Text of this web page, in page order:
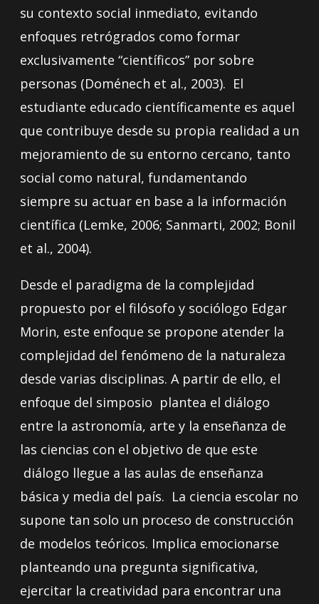
su contexto social inmediato, evitando
enfoques retrógrados como formar
exclusivamente “científicos” por sobre
personas (Doménech et al., 2003). El
estudiante educado científicamente es aquel
que contribuye desde su propia realidad a un
mejoramiento de su entorno cercano, tanto
social como natural, fundamentando
siempre su actuar en base a la información
científica (Lemke, 2006; Sanmarti, 2002; Bonil
et al., 2004).
Desde el paradigma de la complejidad
propuesto por el filósofo y sociólogo Edgar
Morin, este enfoque se propone atender la
complejidad del fenómeno de la naturaleza
desde varias disciplinas. A partir de ello, el
enfoque del simposio plantea el diálogo
entre la astronomía, arte y la enseñanza de
las ciencias con el objetivo de que este
diálogo llegue a las aulas de enseñanza
básica y media del país. La ciencia escolar no
supone tan solo un proceso de construcción
de modelos teóricos. Implica emocionarse
planteando una pregunta significativa,
ejercitar la creatividad para encontrar una